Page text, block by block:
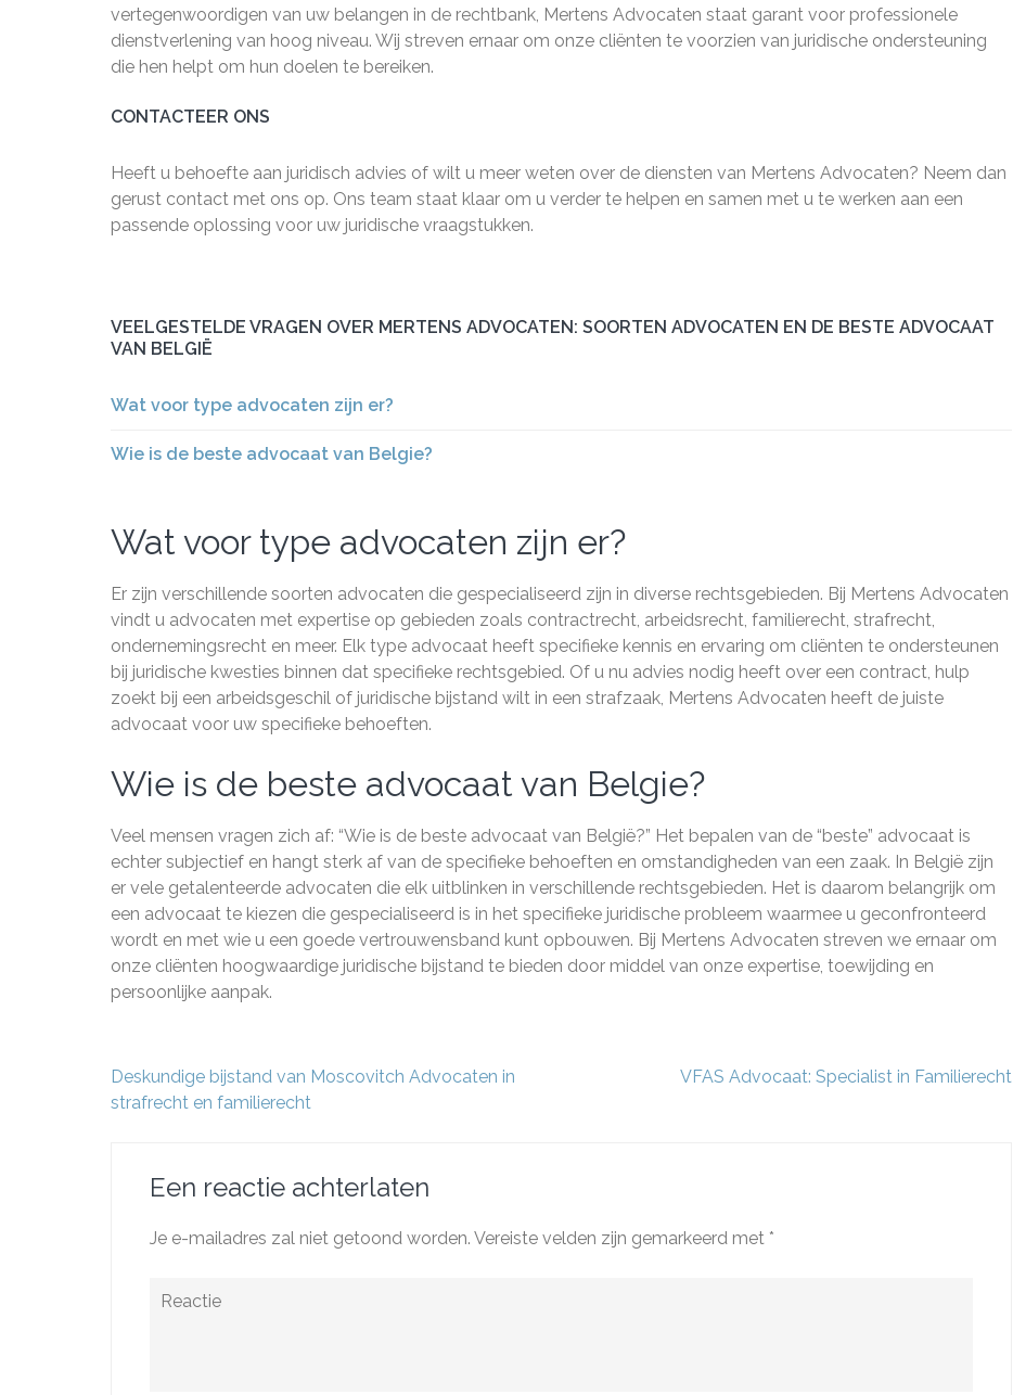
vertegenwoordigen van uw belangen in de rechtbank, Mertens Advocaten staat garant voor professionele
dienstverlening van hoog niveau. Wij streven ernaar om onze cliënten te voorzien van juridische ondersteuning
die hen helpt om hun doelen te bereiken.
CONTACTEER ONS
Heeft u behoefte aan juridisch advies of wilt u meer weten over de diensten van Mertens Advocaten? Neem dan
gerust contact met ons op. Ons team staat klaar om u verder te helpen en samen met u te werken aan een
passende oplossing voor uw juridische vraagstukken.
VEELGESTELDE VRAGEN OVER MERTENS ADVOCATEN: SOORTEN ADVOCATEN EN DE BESTE ADVOCAAT
VAN BELGIË
Wat voor type advocaten zijn er?
Wie is de beste advocaat van Belgie?
Wat voor type advocaten zijn er?
Er zijn verschillende soorten advocaten die gespecialiseerd zijn in diverse rechtsgebieden. Bij Mertens Advocaten
vindt u advocaten met expertise op gebieden zoals contractrecht, arbeidsrecht, familierecht, strafrecht,
ondernemingsrecht en meer. Elk type advocaat heeft specifieke kennis en ervaring om cliënten te ondersteunen
bij juridische kwesties binnen dat specifieke rechtsgebied. Of u nu advies nodig heeft over een contract, hulp
zoekt bij een arbeidsgeschil of juridische bijstand wilt in een strafzaak, Mertens Advocaten heeft de juiste
advocaat voor uw specifieke behoeften.
Wie is de beste advocaat van Belgie?
Veel mensen vragen zich af: “Wie is de beste advocaat van België?” Het bepalen van de “beste” advocaat is
echter subjectief en hangt sterk af van de specifieke behoeften en omstandigheden van een zaak. In België zijn
er vele getalenteerde advocaten die elk uitblinken in verschillende rechtsgebieden. Het is daarom belangrijk om
een advocaat te kiezen die gespecialiseerd is in het specifieke juridische probleem waarmee u geconfronteerd
wordt en met wie u een goede vertrouwensband kunt opbouwen. Bij Mertens Advocaten streven we ernaar om
onze cliënten hoogwaardige juridische bijstand te bieden door middel van onze expertise, toewijding en
persoonlijke aanpak.
Berichtnavigatie
Deskundige bijstand van Moscovitch Advocaten in
strafrecht en familierecht
VFAS Advocaat: Specialist in Familierecht
Een reactie achterlaten
Je e-mailadres zal niet getoond worden. Vereiste velden zijn gemarkeerd met *
Reactie